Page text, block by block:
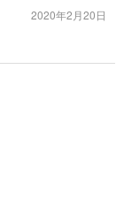
2020年2月20日